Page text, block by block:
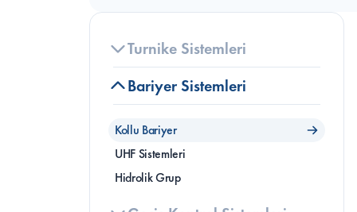
Turnike Sistemleri
Bariyer Sistemleri
Kollu Bariyer
UHF Sistemleri
Hidrolik Grup